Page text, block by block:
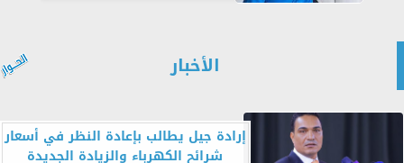
الأخبار
إرادة جيل يطالب بإعادة النظر في أسعار
شرائح الكهرباء والزيادة الجديدة